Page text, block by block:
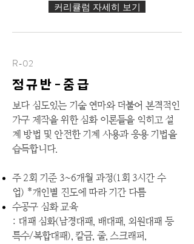
커리큘럼 자세히 보기
R-02
정규반-중급
보다 심도있는 기술 연마와 더불어 본격적인
가구 제작을 위한 심화 이론들을 익히고 설
계 방법 및 안전한 기계 사용과 응용 기법을
습득합니다.
주 2회 기준 3~6개월 과정(1회 3시간 수
업) *개인별 진도에 따라 기간 다름
​수공구 심화 교육
: 대패 심화(남경대패, 배대패, 외원대패 등
특수/복합대패), 칼금, 줄, 스크래퍼,